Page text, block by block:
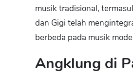
musik tradisional,
dan Gigi telah
berbeda pada musik
Angklung di